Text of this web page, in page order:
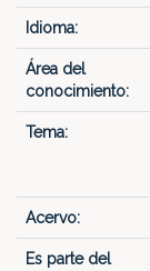
Idioma:
Área del
conocimiento:
Tema:
Acervo:
Es parte del